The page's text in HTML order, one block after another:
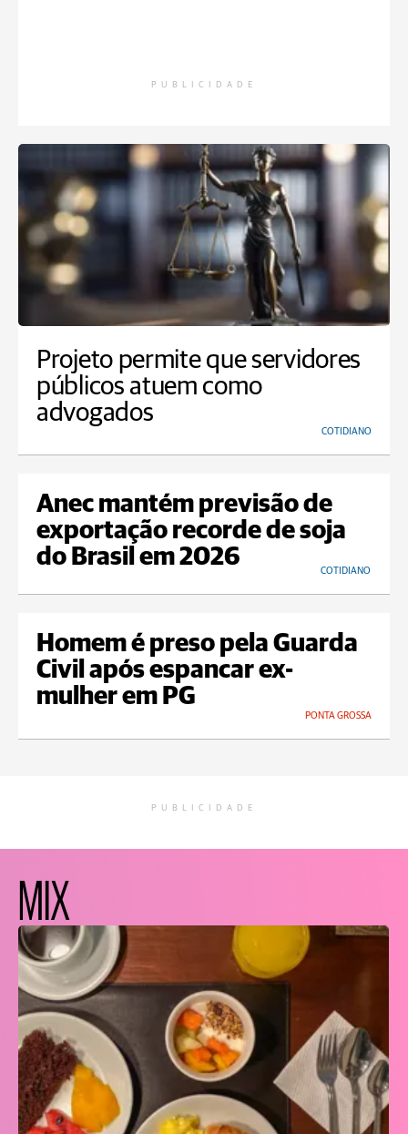
PUBLICIDADE
Projeto permite que servidores
públicos atuem como
advogados
COTIDIANO
Anec mantém previsão de
exportação recorde de soja
do Brasil em 2026
COTIDIANO
Homem é preso pela Guarda
Civil após espancar ex-
mulher em PG
PONTA GROSSA
PUBLICIDADE
MIX